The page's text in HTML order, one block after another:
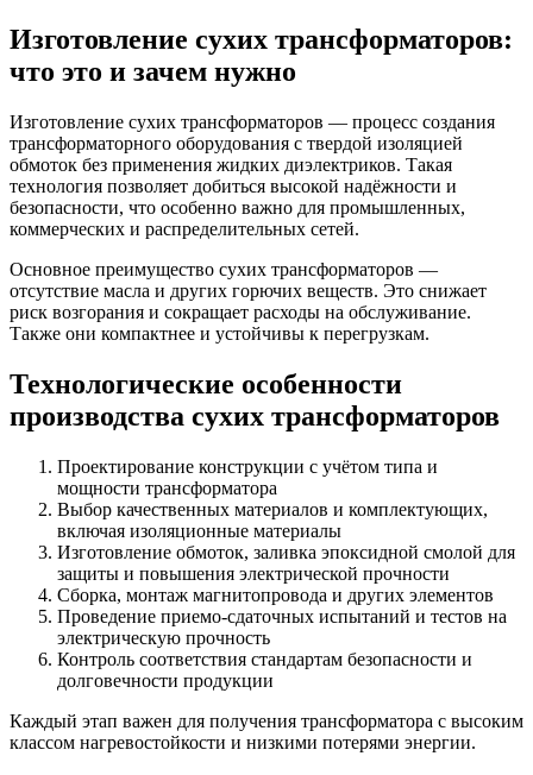
Изготовление сухих трансформаторов:
что это и зачем нужно
Изготовление сухих трансформаторов — процесс создания
трансформаторного оборудования с твердой изоляцией
обмоток без применения жидких диэлектриков. Такая
технология позволяет добиться высокой надёжности и
безопасности, что особенно важно для промышленных,
коммерческих и распределительных сетей.
Основное преимущество сухих трансформаторов —
отсутствие масла и других горючих веществ. Это снижает
риск возгорания и сокращает расходы на обслуживание.
Также они компактнее и устойчивы к перегрузкам.
Технологические особенности
производства сухих трансформаторов
Проектирование конструкции с учётом типа и
мощности трансформатора
Выбор качественных материалов и комплектующих,
включая изоляционные материалы
Изготовление обмоток, заливка эпоксидной смолой для
защиты и повышения электрической прочности
Сборка, монтаж магнитопровода и других элементов
Проведение приемо-сдаточных испытаний и тестов на
электрическую прочность
Контроль соответствия стандартам безопасности и
долговечности продукции
Каждый этап важен для получения трансформатора с высоким
классом нагревостойкости и низкими потерями энергии.